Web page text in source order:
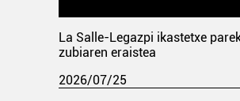
La Salle-Legazpi ikastetxe
zubiaren eraistea
2026/07/25